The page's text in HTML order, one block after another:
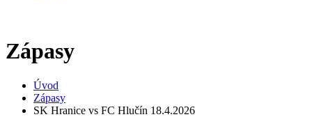
Zápasy
Úvod
Zápasy
SK Hranice vs FC Hlučín 18.4.2026